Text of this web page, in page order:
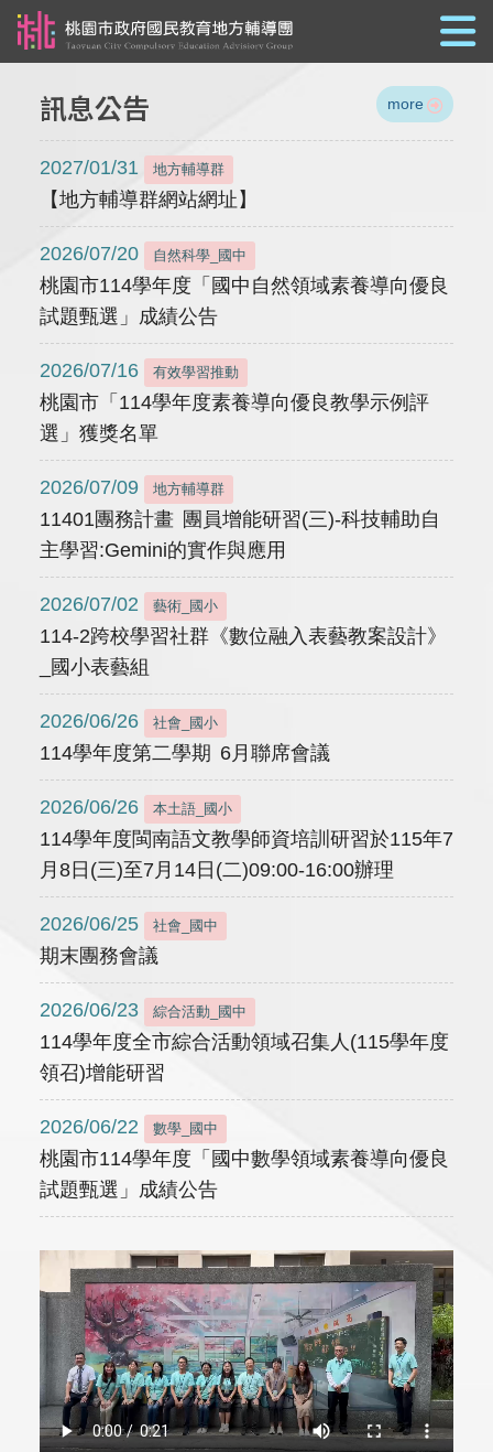
訊息公告 more
2027/01/31 地方輔導群
【地方輔導群網站網址】
2026/07/20 自然科學_國中
桃園市114學年度「國中自然領域素養導向優良
試題甄選」成績公告
2026/07/16 有效學習推動
桃園市「114學年度素養導向優良教學示例評
選」獲獎名單
2026/07/09 地方輔導群
11401團務計畫 團員增能研習(三)-科技輔助自
主學習:Gemini的實作與應用
2026/07/02 藝術_國小
114-2跨校學習社群《數位融入表藝教案設計》
_國小表藝組
2026/06/26 社會_國小
114學年度第二學期 6月聯席會議
2026/06/26 本土語_國小
114學年度閩南語文教學師資培訓研習於115年7
月8日(三)至7月14日(二)09:00-16:00辦理
2026/06/25 社會_國中
期末團務會議
2026/06/23 綜合活動_國中
114學年度全市綜合活動領域召集人(115學年度
領召)增能研習
2026/06/22 數學_國中
桃園市114學年度「國中數學領域素養導向優良
試題甄選」成績公告